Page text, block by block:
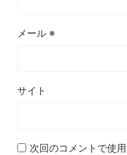
メール ※
サイト
次回のコメントで使